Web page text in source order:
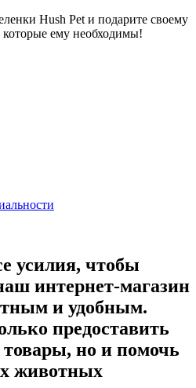
Hush Pet и подарите своему
ему необходимы!
усилия, чтобы
интернет-магазин
и удобным.
предоставить
но и помочь
животных